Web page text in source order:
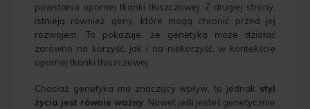
powstania opornej tkanki tłuszczowej. Z drugiej strony,
istnieją również geny, które mogą chronić przed jej
rozwojem. To pokazuje, że genetyka może działać
zarówno na korzyść, jak i na niekorzyść, w kontekście
opornej tkanki tłuszczowej.
Chociaż genetyka ma znaczący wpływ, to jednak styl
życia jest równie ważny . Nawet jeśli jesteś genetycznie